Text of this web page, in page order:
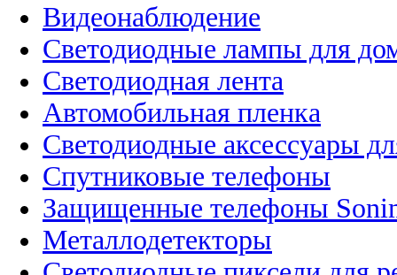
Видеонаблюдение
Светодиодные лампы для
Светодиодная лента
Автомобильная пленка
Светодиодные аксессуары
Спутниковые телефоны
Защищенные телефоны
Металлодетекторы